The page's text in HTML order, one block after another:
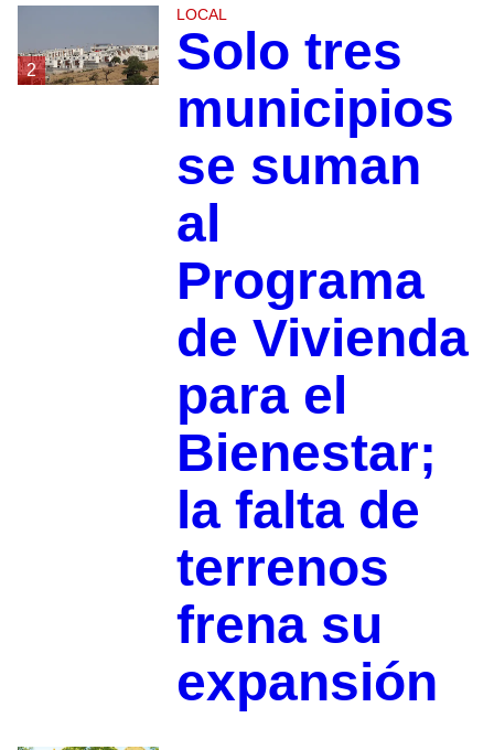
2
LOCAL
Solo tres
municipios
se suman
al
Programa
de Vivienda
para el
Bienestar;
la falta de
terrenos
frena su
expansión